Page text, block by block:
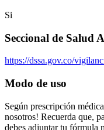
Si
Seccional de Salud
https://dssa.gov.co/
Modo de uso
Según prescripción
nosotros! Recuerda que,
debes adjuntar tu fórmula